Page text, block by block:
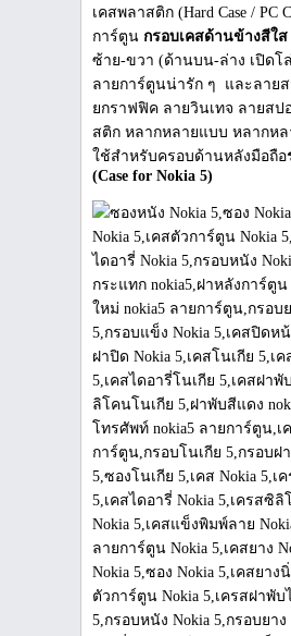
เคสพลาสติก (Hard Case / PC
การ์ตูน กรอบเคสด้านข้างสีใส
ซ้าย-ขวา (ด้านบน-ล่าง เปิดโ
ลายการ์ตูนน่ารัก ๆ และลาย
ยกราฟฟิค ลายวินเทจ ลายสป
สติก หลากหลายแบบ หลากหล
ใช้สำหรับครอบด้านหลังมือถือ
(Case for Nokia 5)